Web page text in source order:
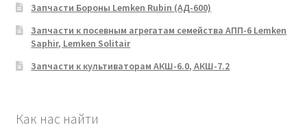
Запчасти Бороны Lemken Rubin (АД-600)
Запчасти к посевным агрегатам семейства АПП-6 Lemken
Saphir, Lemken Solitair
Запчасти к культиваторам АКШ-6.0, АКШ-7.2
Как нас найти